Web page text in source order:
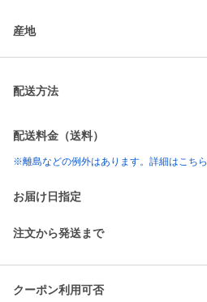
産地
配送方法
配送料金（送料）
※離島などの例外はあります。詳細はこちら
お届け日指定
注文から発送まで
クーポン利用可否